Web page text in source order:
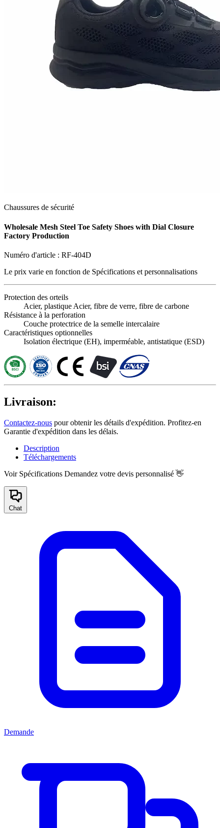
Chaussures de sécurité
Wholesale Mesh Steel Toe Safety Shoes with Dial Closure
Factory Production
Numéro d'article : RF-404D
Le prix varie en fonction de Spécifications et personnalisations
Protection des orteils
Acier, plastique Acier, fibre de verre, fibre de carbone
Résistance à la perforation
Couche protectrice de la semelle intercalaire
Caractéristiques optionnelles
Isolation électrique (EH), imperméable, antistatique (ESD)
Livraison:
Contactez-nous pour obtenir les détails d'expédition. Profitez-en
Garantie d'expédition dans les délais.
Description
Téléchargements
Voir Spécifications Demandez votre devis personnalisé 👋
Chat
Demande